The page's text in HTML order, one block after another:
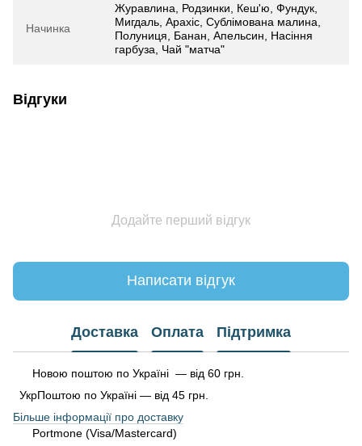
Начинка
Журавлина, Родзинки, Кеш'ю, Фундук,
Мигдаль, Арахіс, Сублімована малина,
Полуниця, Банан, Апельсин, Насіння
гарбуза, Чай "матча"
Відгуки
Додайте перший відгук
Написати відгук
Доставка Оплата Підтримка
Новою поштою по Україні — від 60 грн.
УкрПоштою по Україні — від 45 грн.
Більше інформації про доставку
Portmone (Visa/Mastercard)